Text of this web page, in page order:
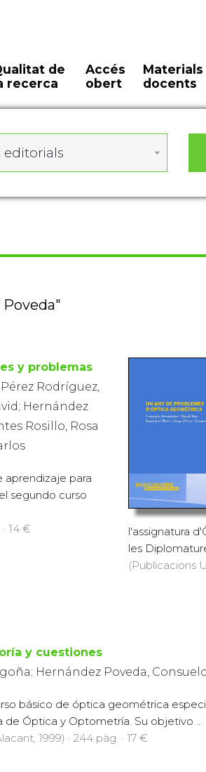
de
recerca
Accés
obert
Materials
docents
editorials
y problemas
Rodríguez,
Hernández
Rosillo, Rosa
aprendizaje para
segundo curso
14 €
l'assignatura
les
(Publicacions
y cuestiones
Hernández Poveda,
básico de óptica geométrica
de Óptica y Optometría. Su objetivo ...
1999) · 244 pàg. · 17 €